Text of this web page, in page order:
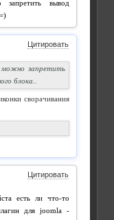
запретить вывод
Цитировать
можно запретить
блока..
сворачивания
Цитировать
есть ли что-то
для joomla -